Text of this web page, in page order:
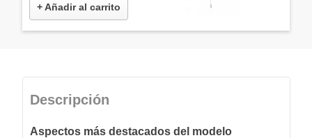
+ Añadir al carrito
Descripción
Aspectos más destacados del modelo